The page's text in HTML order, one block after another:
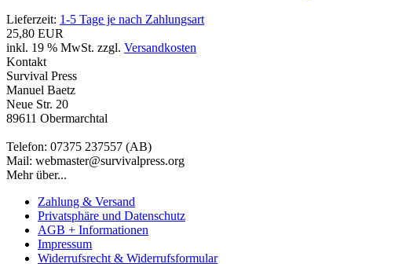
Lieferzeit: 1-5 Tage je nach Zahlungsart
25,80 EUR
inkl. 19 % MwSt. zzgl. Versandkosten
Kontakt
Survival Press
Manuel Baetz
Neue Str. 20
89611 Obermarchtal
Telefon: 07375 237557 (AB)
Mail: webmaster@survivalpress.org
Mehr über...
Zahlung & Versand
Privatsphäre und Datenschutz
AGB + Informationen
Impressum
Widerrufsrecht & Widerrufsformular